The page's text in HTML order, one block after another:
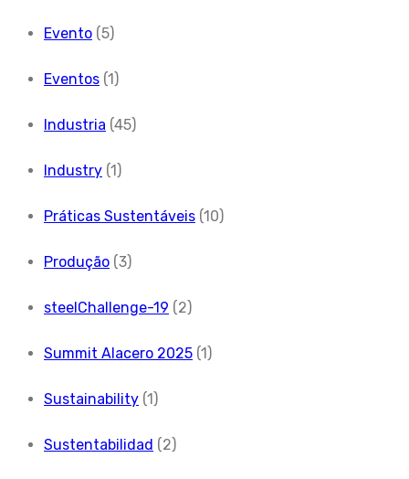
Evento (5)
Eventos (1)
Industria (45)
Industry (1)
Práticas Sustentáveis (10)
Produção (3)
steelChallenge-19 (2)
Summit Alacero 2025 (1)
Sustainability (1)
Sustentabilidad (2)